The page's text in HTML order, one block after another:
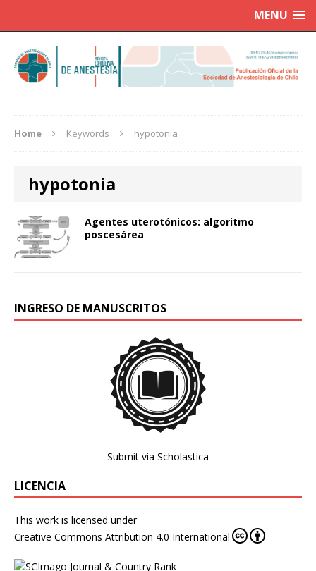
MENU
Home Keywords hypotonia
hypotonia
Agentes uterotónicos: algoritmo
poscesárea
INGRESO DE MANUSCRITOS
Submit via Scholastica
LICENCIA
This work is licensed under
Creative Commons Attribution 4.0 International